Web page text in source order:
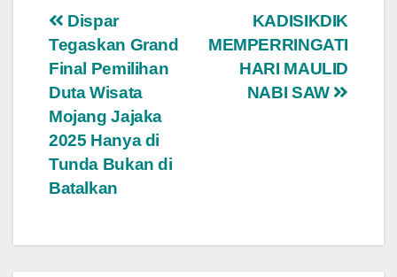
Navigasi
pos
KADISIKDIK
MEMPERRINGATI
HARI MAULID
NABI SAW
Dispar
Tegaskan Grand
Final Pemilihan
Duta Wisata
Mojang Jajaka
2025 Hanya di
Tunda Bukan di
Batalkan